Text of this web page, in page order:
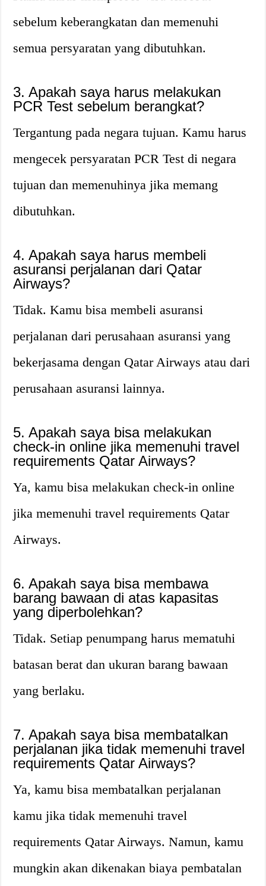
sebelum keberangkatan dan memenuhi
semua persyaratan yang dibutuhkan.
3. Apakah saya harus melakukan
PCR Test sebelum berangkat?
Tergantung pada negara tujuan. Kamu harus
mengecek persyaratan PCR Test di negara
tujuan dan memenuhinya jika memang
dibutuhkan.
4. Apakah saya harus membeli
asuransi perjalanan dari Qatar
Airways?
Tidak. Kamu bisa membeli asuransi
perjalanan dari perusahaan asuransi yang
bekerjasama dengan Qatar Airways atau dari
perusahaan asuransi lainnya.
5. Apakah saya bisa melakukan
check-in online jika memenuhi travel
requirements Qatar Airways?
Ya, kamu bisa melakukan check-in online
jika memenuhi travel requirements Qatar
Airways.
6. Apakah saya bisa membawa
barang bawaan di atas kapasitas
yang diperbolehkan?
Tidak. Setiap penumpang harus mematuhi
batasan berat dan ukuran barang bawaan
yang berlaku.
7. Apakah saya bisa membatalkan
perjalanan jika tidak memenuhi travel
requirements Qatar Airways?
Ya, kamu bisa membatalkan perjalanan
kamu jika tidak memenuhi travel
requirements Qatar Airways. Namun, kamu
mungkin akan dikenakan biaya pembatalan